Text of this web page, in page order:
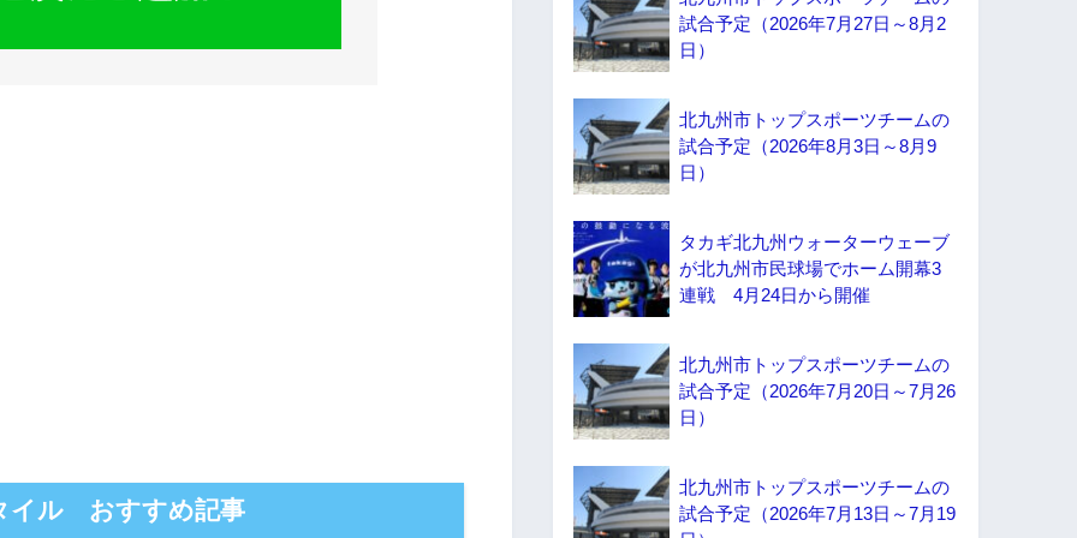
イル おすすめ記事
試合予定（2026年7月27日～8月2
日）
北九州市トップスポーツチームの
試合予定（2026年8月3日～8月9
日）
タカギ北九州ウォーターウェーブ
が北九州市民球場でホーム開幕3
連戦 4月24日から開催
北九州市トップスポーツチームの
試合予定（2026年7月20日～7月26
日）
北九州市トップスポーツチームの
試合予定（2026年7月13日～7月19